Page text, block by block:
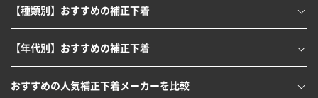
【種類別】おすすめの補正下着
【年代別】おすすめの補正下着
おすすめの人気補正下着メーカーを比較